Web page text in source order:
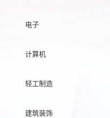
电子
计算机
轻工制造
建筑装饰